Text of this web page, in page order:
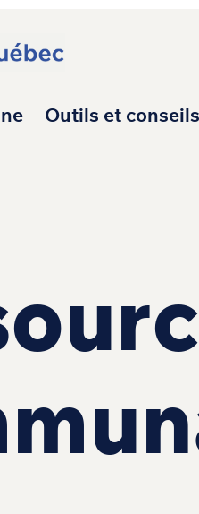
Outils et conseils